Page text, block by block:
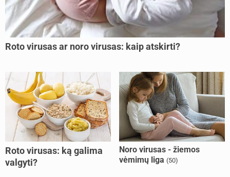
Roto virusas ar noro virusas: kaip atskirti?
Roto virusas: ką galima
valgyti?
Noro virusas - žiemos
vėmimų liga (50)